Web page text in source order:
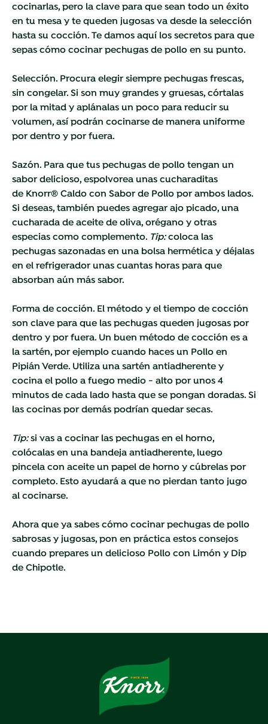
cocinarlas, pero la clave para que sean todo un éxito
en tu mesa y te queden jugosas va desde la selección
hasta su cocción. Te damos aquí los secretos para que
sepas cómo cocinar pechugas de pollo en su punto.
Selección. Procura elegir siempre pechugas frescas,
sin congelar. Si son muy grandes y gruesas, córtalas
por la mitad y aplánalas un poco para reducir su
volumen, así podrán cocinarse de manera uniforme
por dentro y por fuera.
Sazón. Para que tus pechugas de pollo tengan un
sabor delicioso, espolvorea unas cucharaditas
de Knorr® Caldo con Sabor de Pollo por ambos lados.
Si deseas, también puedes agregar ajo picado, una
cucharada de aceite de oliva, orégano y otras
especias como complemento. Tip:coloca las
pechugas sazonadas en una bolsa hermética y déjalas
en el refrigerador unas cuantas horas para que
absorban aún más sabor.
Forma de cocción. El método y el tiempo de cocción
son clave para que las pechugas queden jugosas por
dentro y por fuera. Un buen método de cocción es a
la sartén, por ejemplo cuando haces un Pollo en
Pipián Verde. Utiliza una sartén antiadherente y
cocina el pollo a fuego medio - alto por unos 4
minutos de cada lado hasta que se pongan doradas. Si
las cocinas por demás podrían quedar secas.
Tip:si vas a cocinar las pechugas en el horno,
colócalas en una bandeja antiadherente, luego
pincela con aceite un papel de horno y cúbrelas por
completo. Esto ayudará a que no pierdan tanto jugo
al cocinarse.
Ahora que ya sabes cómo cocinar pechugas de pollo
sabrosas y jugosas, pon en práctica estos consejos
cuando prepares un delicioso Pollo con Limón y Dip
de Chipotle.